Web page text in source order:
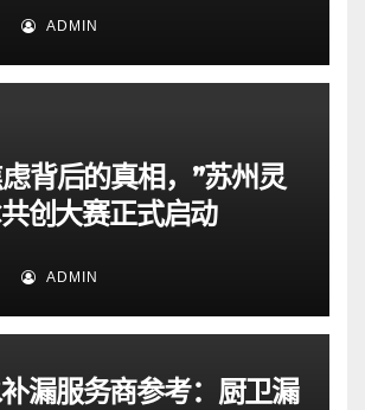
ADMIN
背后的真相，”苏州灵
创大赛正式启动
ADMIN
漏服务商参考：厨卫漏